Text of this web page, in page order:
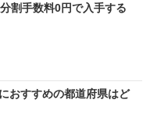
割手数料0円で入手する
おすすめの都道府県はど